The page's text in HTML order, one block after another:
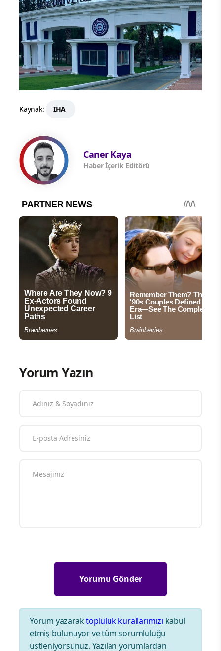
Kaynak: IHA
Caner Kaya
Haber İçerik Editörü
Yorum Yazın
Yorum yazaraktopluluk kurallarımızı kabul
etmiş bulunuyor ve tüm sorumluluğu
üstleniyorsunuz. Yazılan yorumlardan